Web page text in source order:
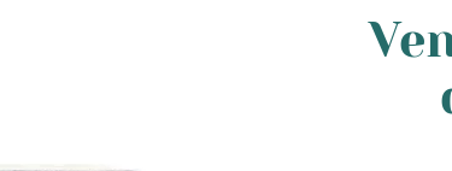
Poulet fermier de